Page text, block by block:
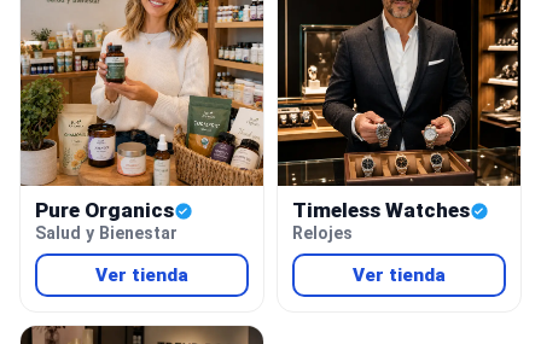
Pure Organics
Salud y Bienestar
Ver tienda
Timeless Watches
Relojes
Ver tienda